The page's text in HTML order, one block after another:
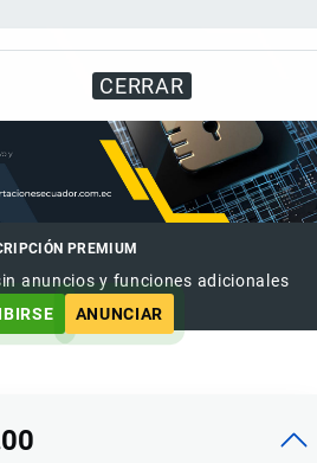
CERRAR
PREMIUM
anuncios y funciones adicionales
ANUNCIAR